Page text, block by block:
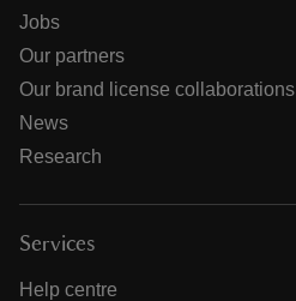
Jobs
Our partners
Our brand license collaborations
News
Research
Services
Help centre